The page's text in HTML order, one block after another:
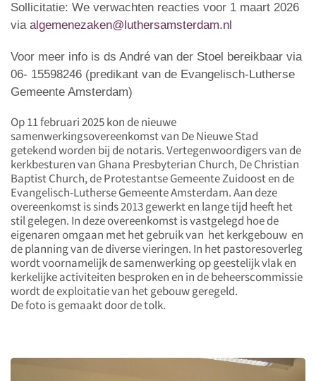
Sollicitatie: We verwachten reacties voor 1 maart 2026
via algemenezaken@luthersamsterdam.nl
Voor meer info is ds André van der Stoel bereikbaar via
06- 15598246 (predikant van de Evangelisch-Lutherse
Gemeente Amsterdam)
Op 11 februari 2025 kon de nieuwe
samenwerkingsovereenkomst van De Nieuwe Stad
getekend worden bij de notaris. Vertegenwoordigers van de
kerkbesturen van Ghana Presbyterian Church, De Christian
Baptist Church, de Protestantse Gemeente Zuidoost en de
Evangelisch-Lutherse Gemeente Amsterdam. Aan deze
overeenkomst is sinds 2013 gewerkt en lange tijd heeft het
stil gelegen. In deze overeenkomst is vastgelegd hoe de
eigenaren omgaan met het gebruik van het kerkgebouw en
de planning van de diverse vieringen. In het pastoresoverleg
wordt voornamelijk de samenwerking op geestelijk vlak en
kerkelijke activiteiten besproken en in de beheerscommissie
wordt de exploitatie van het gebouw geregeld.
De foto is gemaakt door de tolk.